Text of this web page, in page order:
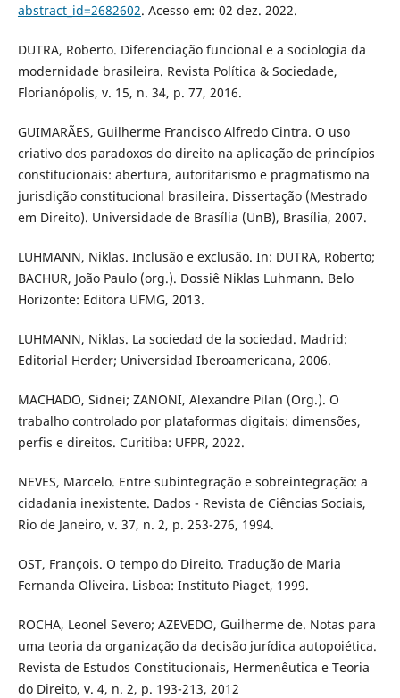
abstract_id=2682602. Acesso em: 02 dez. 2022.
DUTRA, Roberto. Diferenciação funcional e a sociologia da
modernidade brasileira. Revista Política & Sociedade,
Florianópolis, v. 15, n. 34, p. 77, 2016.
GUIMARÃES, Guilherme Francisco Alfredo Cintra. O uso
criativo dos paradoxos do direito na aplicação de princípios
constitucionais: abertura, autoritarismo e pragmatismo na
jurisdição constitucional brasileira. Dissertação (Mestrado
em Direito). Universidade de Brasília (UnB), Brasília, 2007.
LUHMANN, Niklas. Inclusão e exclusão. In: DUTRA, Roberto;
BACHUR, João Paulo (org.). Dossiê Niklas Luhmann. Belo
Horizonte: Editora UFMG, 2013.
LUHMANN, Niklas. La sociedad de la sociedad. Madrid:
Editorial Herder; Universidad Iberoamericana, 2006.
MACHADO, Sidnei; ZANONI, Alexandre Pilan (Org.). O
trabalho controlado por plataformas digitais: dimensões,
perfis e direitos. Curitiba: UFPR, 2022.
NEVES, Marcelo. Entre subintegração e sobreintegração: a
cidadania inexistente. Dados - Revista de Ciências Sociais,
Rio de Janeiro, v. 37, n. 2, p. 253-276, 1994.
OST, François. O tempo do Direito. Tradução de Maria
Fernanda Oliveira. Lisboa: Instituto Piaget, 1999.
ROCHA, Leonel Severo; AZEVEDO, Guilherme de. Notas para
uma teoria da organização da decisão jurídica autopoiética.
Revista de Estudos Constitucionais, Hermenêutica e Teoria
do Direito, v. 4, n. 2, p. 193-213, 2012